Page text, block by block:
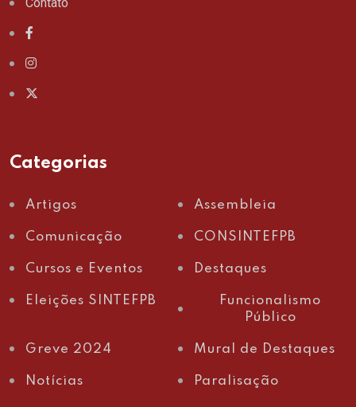
Categorias
Artigos Assembleia
Comunicação CONSINTEFPB
Cursos e Eventos Destaques
Eleições SINTEFPB
Funcionalismo
Público
Greve 2024 Mural de Destaques
Notícias Paralisação